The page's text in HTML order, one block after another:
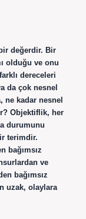
değerdir. Bir
olduğu ve onu
dereceleri
da çok nesnel
kadar nesnel
Objektiflik, her
durumunu
terimdir.
bağımsız
ve
bağımsız
uzak, olaylara